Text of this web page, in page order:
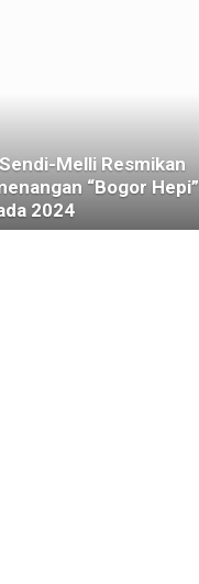
Melli Resmikan
“Bogor Hepi”
2024